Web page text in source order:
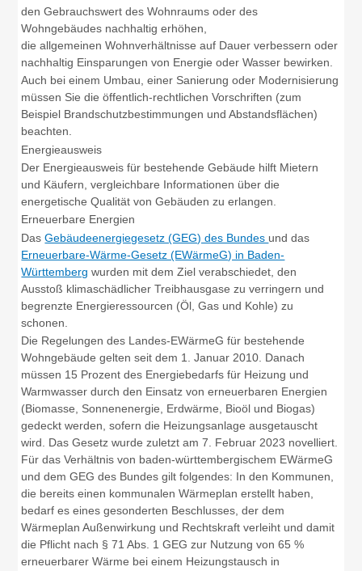
den Gebrauchswert des Wohnraums oder des
Wohngebäudes nachhaltig erhöhen,
die allgemeinen Wohnverhältnisse auf Dauer verbessern oder
nachhaltig Einsparungen von Energie oder Wasser bewirken.
Auch bei einem Umbau, einer Sanierung oder Modernisierung
müssen Sie die öffentlich-rechtlichen Vorschriften (zum
Beispiel Brandschutzbestimmungen und Abstandsflächen)
beachten.
Energieausweis
Der Energieausweis für bestehende Gebäude hilft Mietern
und Käufern, vergleichbare Informationen über die
energetische Qualität von Gebäuden zu erlangen.
Erneuerbare Energien
DasGebäudeenergiegesetz (GEG) des Bundes und das
Erneuerbare-Wärme-Gesetz (EWärmeG) in Baden-
Württemberg wurden mit dem Ziel verabschiedet, den
Ausstoß klimaschädlicher Treibhausgase zu verringern und
begrenzte Energieressourcen (Öl, Gas und Kohle) zu
schonen.
Die Regelungen des Landes-EWärmeG für bestehende
Wohngebäude gelten seit dem 1. Januar 2010. Danach
müssen 15 Prozent des Energiebedarfs für Heizung und
Warmwasser durch den Einsatz von erneuerbaren Energien
(Biomasse, Sonnenenergie, Erdwärme, Bioöl und Biogas)
gedeckt werden, sofern die Heizungsanlage ausgetauscht
wird. Das Gesetz wurde zuletzt am 7. Februar 2023 novelliert.
Für das Verhältnis von baden-württembergischem EWärmeG
und dem GEG des Bundes gilt folgendes: In den Kommunen,
die bereits einen kommunalen Wärmeplan erstellt haben,
bedarf es eines gesonderten Beschlusses, der dem
Wärmeplan Außenwirkung und Rechtskraft verleiht und damit
die Pflicht nach § 71 Abs. 1 GEG zur Nutzung von 65 %
erneuerbarer Wärme bei einem Heizungstausch in